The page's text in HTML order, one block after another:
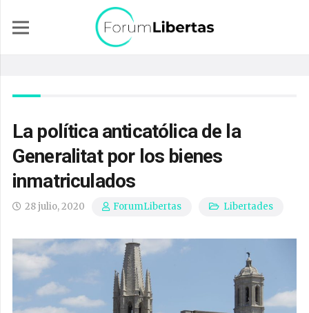
La política anticatólica de la
Generalitat por los bienes
inmatriculados
28 julio, 2020 ForumLibertas Libertades